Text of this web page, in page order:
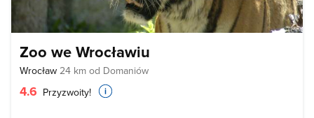
Zoo we Wrocławiu
Wrocław 24 km od Domaniów
4.6 Przyzwoity!